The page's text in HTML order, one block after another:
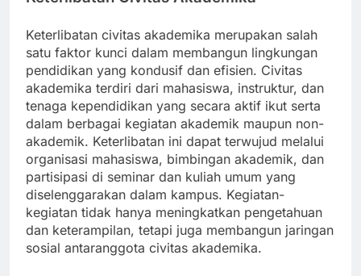
Keterlibatan civitas akademika merupakan salah
satu faktor kunci dalam membangun lingkungan
pendidikan yang kondusif dan efisien. Civitas
akademika terdiri dari mahasiswa, instruktur, dan
tenaga kependidikan yang secara aktif ikut serta
dalam berbagai kegiatan akademik maupun non-
akademik. Keterlibatan ini dapat terwujud melalui
organisasi mahasiswa, bimbingan akademik, dan
partisipasi di seminar dan kuliah umum yang
diselenggarakan dalam kampus. Kegiatan-
kegiatan tidak hanya meningkatkan pengetahuan
dan keterampilan, tetapi juga membangun jaringan
sosial antaranggota civitas akademika.